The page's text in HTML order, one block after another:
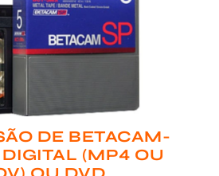
DE BETACAM-
(MP4 OU